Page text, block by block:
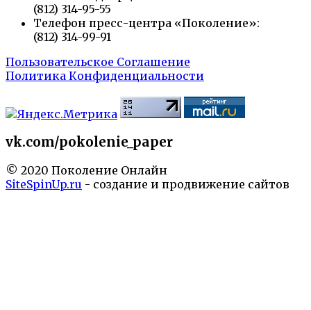
(812) 314-95-55
Телефон пресс-центра «Поколение»:
(812) 314-99-91
Пользовательское Соглашение
Политика Конфиденциальности
vk.com/pokolenie_paper
© 2020 Поколение Онлайн
SiteSpinUp.ru - создание и продвижение сайтов